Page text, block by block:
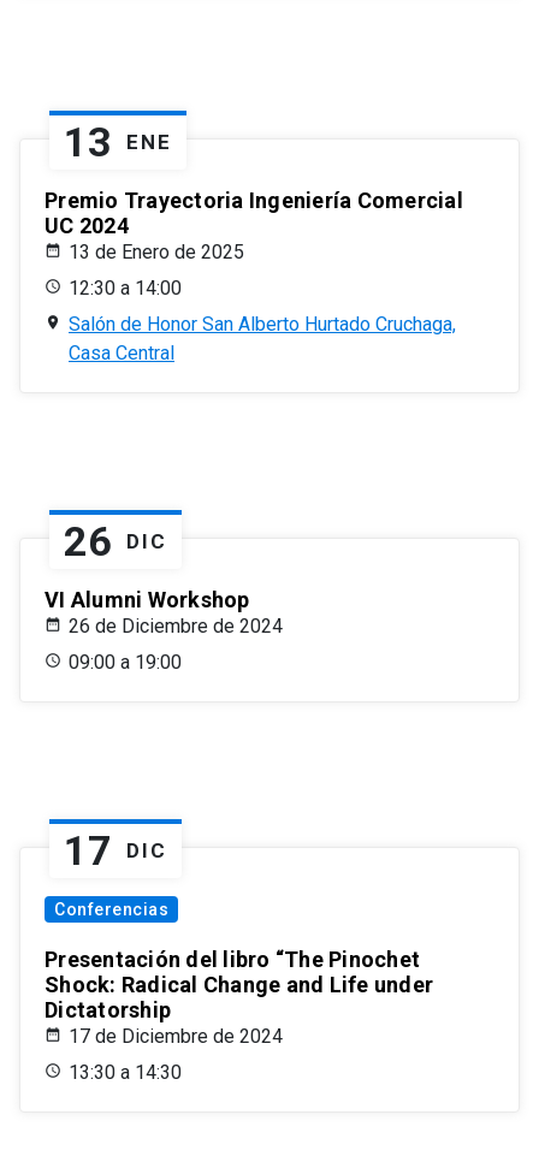
13 ENE
Premio Trayectoria Ingeniería Comercial
UC 2024
13 de Enero de 2025
12:30 a 14:00
Salón de Honor San Alberto Hurtado Cruchaga,
Casa Central
26 DIC
VI Alumni Workshop
26 de Diciembre de 2024
09:00 a 19:00
17 DIC
Conferencias
Presentación del libro “The Pinochet
Shock: Radical Change and Life under
Dictatorship
17 de Diciembre de 2024
13:30 a 14:30